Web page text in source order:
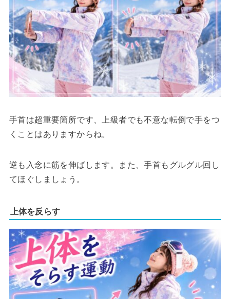
手首は超重要箇所です、上級者でも不意な転倒で手をつ
くことはありますからね。
逆も入念に筋を伸ばします。また、手首もグルグル回し
てほぐしましょう。
上体を反らす